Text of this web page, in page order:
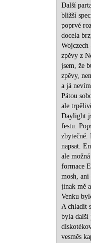
Další
bližší
poprvé
docela
zpěvy z
jsem, že
zpěvy,
a já
Pátou
ale
Daylight
festu.
zbytečné.
napsat.
ale
formace
mosh, ani
jinak mě
Venku
A chladit
byla další
vesměs